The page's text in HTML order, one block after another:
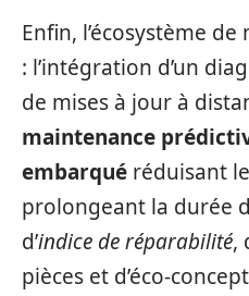
Enfin, l’écosystème
: l’intégration d’un
de mises à jour à
maintenance
embarqué réduisant
prolongeant la durée
d’indice de réparabilité,
pièces et d’éco-